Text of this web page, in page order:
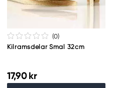
(0)
Kilramsdelar Smal 32cm
17,90 kr